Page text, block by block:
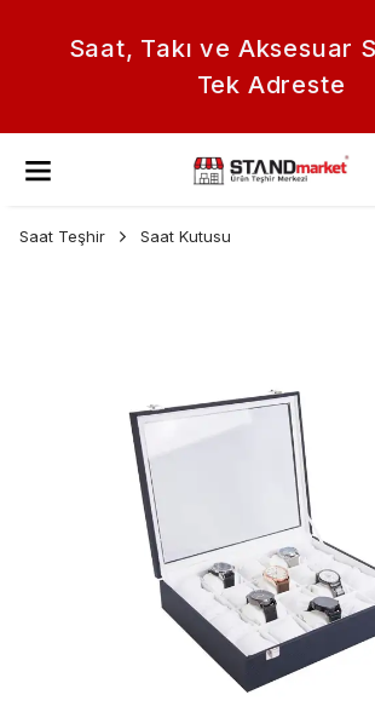
Saat, Takı ve Aksesuar
Tek Adreste
Saat Teşhir Saat Kutusu